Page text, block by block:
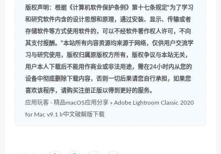
版权声明：根据《计算机软件保护条例》第十七条规定“为了学习
和研究软件内含的设计思想和原理，通过安装、显示、传输或者
存储软件等方式使用软件的，可以不经软件著作权人许可，不向
其支付报酬。”本站所有内容资源均来源于网络，仅供用户交流学
习与研究使用，版权归属原版权方所有，版权争议与本站无关，
用户本人下载后不能用作商业或非法用途，需在24小时内从您的
设备中彻底删除下载内容，否则一切后果请您自行承担，如果您
喜欢该程序，请购买注册正版以得到更好的服务。
应用玩客 - 精品macOS应用分享 » Adobe Lightroom Classic 2020
for Mac v9.1 lr中文破解版下载